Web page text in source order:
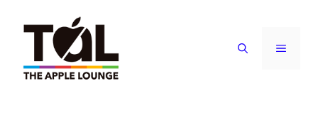
contenuto
MENU